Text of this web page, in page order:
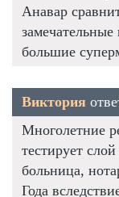
Анавар
большие
Виктория
Многолетние
тестирует
больница,
Года